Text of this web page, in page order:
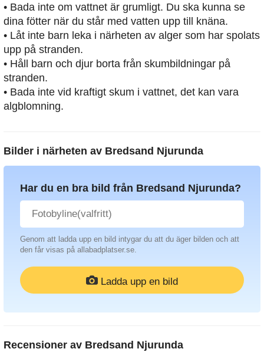
• Bada inte om vattnet är grumligt. Du ska kunna se
dina fötter när du står med vatten upp till knäna.
• Låt inte barn leka i närheten av alger som har spolats
upp på stranden.
• Håll barn och djur borta från skumbildningar på
stranden.
• Bada inte vid kraftigt skum i vattnet, det kan vara
algblomning.
Bilder i närheten av Bredsand Njurunda
Har du en bra bild från Bredsand Njurunda?
Genom att ladda upp en bild intygar du att du äger bilden och att
den får visas på allabadplatser.se.
Ladda upp en bild
Recensioner av Bredsand Njurunda